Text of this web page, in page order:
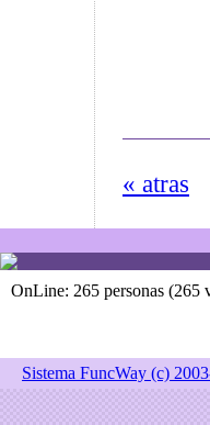
« atras
OnLine: 265 personas (265
Sistema FuncWay (c)